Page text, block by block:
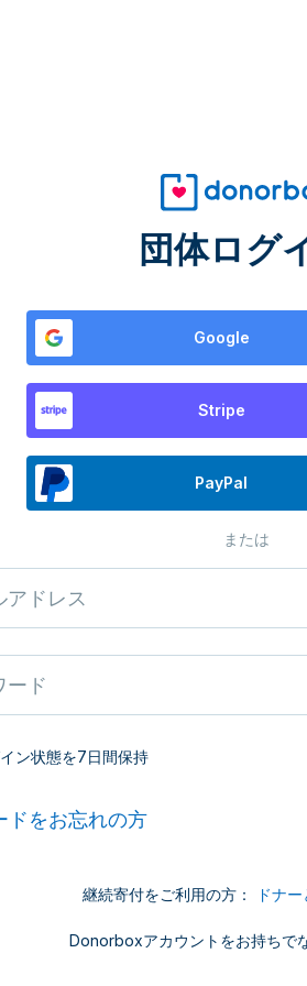
団体ログ
Google
Stripe
PayPal
または
ン状態を7日間保持
ドをお忘れの方
継続寄付をご利用の方： ドナ
Donorboxアカウントをお持ちで